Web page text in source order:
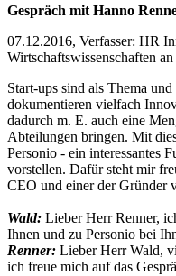
Gespräch mit Hanno
07.12.2016, Verfasser: HR
Wirtschaftswissenschaften
Start-ups sind als Thema
dokumentieren vielfach
dadurch m. E. auch eine
Abteilungen bringen. Mit
Personio - ein interessantes
vorstellen. Dafür steht mir
CEO und einer der Gründer
Wald: Lieber Herr Renner,
Ihnen und zu Personio bei
Renner: Lieber Herr Wald,
ich freue mich auf das